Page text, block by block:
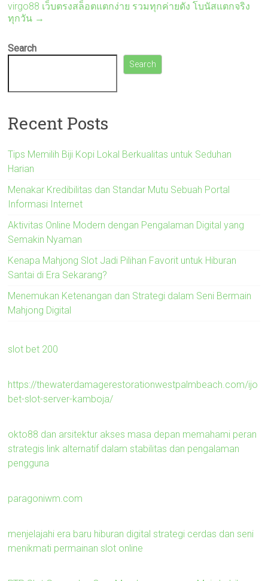
virgo88 เว็บตรงสล็อตแตกง่าย รวมทุกค่ายดัง โบนัสแตกจริง
ทุกวัน →
Search
Search
Recent Posts
Tips Memilih Biji Kopi Lokal Berkualitas untuk Seduhan
Harian
Menakar Kredibilitas dan Standar Mutu Sebuah Portal
Informasi Internet
Aktivitas Online Modern dengan Pengalaman Digital yang
Semakin Nyaman
Kenapa Mahjong Slot Jadi Pilihan Favorit untuk Hiburan
Santai di Era Sekarang?
Menemukan Ketenangan dan Strategi dalam Seni Bermain
Mahjong Digital
slot bet 200
https://thewaterdamagerestorationwestpalmbeach.com/ijo
bet-slot-server-kamboja/
okto88 dan arsitektur akses masa depan memahami peran
strategis link alternatif dalam stabilitas dan pengalaman
pengguna
paragoniwm.com
menjelajahi era baru hiburan digital strategi cerdas dan seni
menikmati permainan slot online